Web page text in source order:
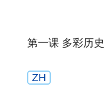
第一课 多彩历史
ZH